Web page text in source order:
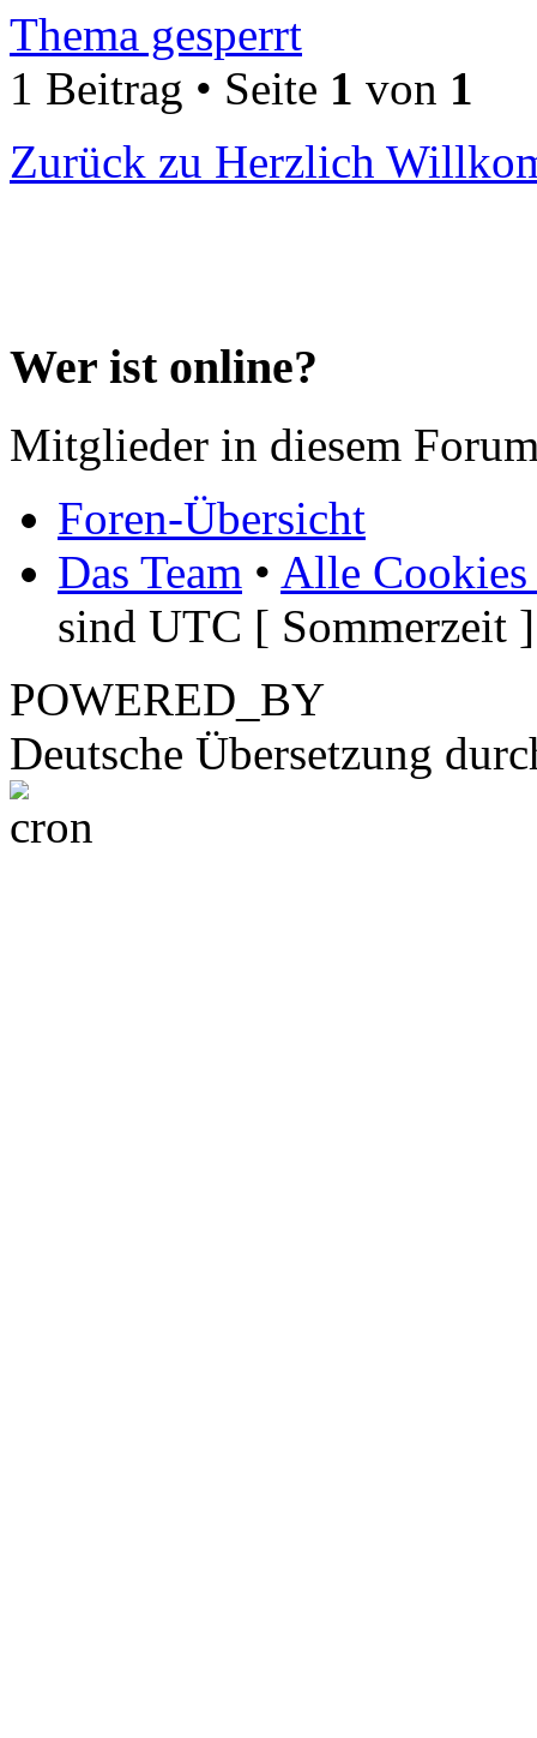
Thema gesperrt
1 Beitrag • Seite 1 von 1
Zurück zu Herzlich
Wer ist online?
Mitglieder in diesem
Foren-Übersicht
Das Team • Alle Cookies
sind UTC [ Sommerzeit ]
POWERED_BY
Deutsche Übersetzung